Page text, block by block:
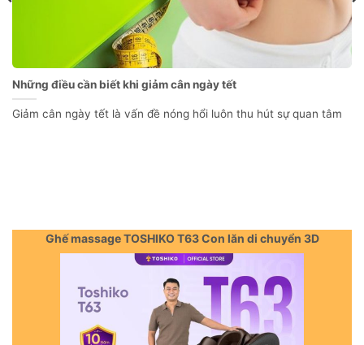
Những điều cần biết khi giảm cân ngày tết
Giảm cân ngày tết là vấn đề nóng hổi luôn thu hút sự quan tâm
Ghế massage TOSHIKO T63 Con lăn di chuyển 3D